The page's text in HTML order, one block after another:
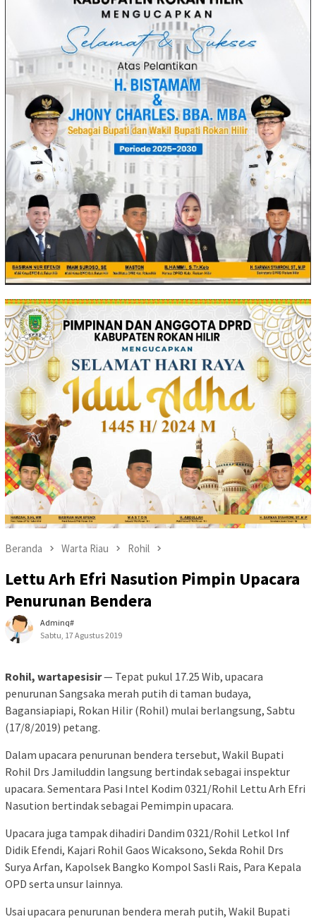
Beranda Warta Riau Rohil
Lettu Arh Efri Nasution Pimpin Upacara
Penurunan Bendera
Adminq#
Sabtu, 17 Agustus 2019
Rohil, wartapesisir— Tepat pukul 17.25 Wib, upacara
penurunan Sangsaka merah putih di taman budaya,
Bagansiapiapi, Rokan Hilir (Rohil) mulai berlangsung, Sabtu
(17/8/2019) petang.
Dalam upacara penurunan bendera tersebut, Wakil Bupati
Rohil Drs Jamiluddin langsung bertindak sebagai inspektur
upacara. Sementara Pasi Intel Kodim 0321/Rohil Lettu Arh Efri
Nasution bertindak sebagai Pemimpin upacara.
Upacara juga tampak dihadiri Dandim 0321/Rohil Letkol Inf
Didik Efendi, Kajari Rohil Gaos Wicaksono, Sekda Rohil Drs
Surya Arfan, Kapolsek Bangko Kompol Sasli Rais, Para Kepala
OPD serta unsur lainnya.
Usai upacara penurunan bendera merah putih, Wakil Bupati